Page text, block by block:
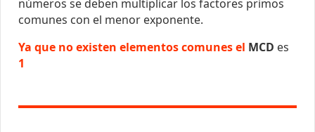
números se deben multiplicar los factores primos
comunes con el menor exponente.
Ya que no existen elementos comunes el MCD es
1